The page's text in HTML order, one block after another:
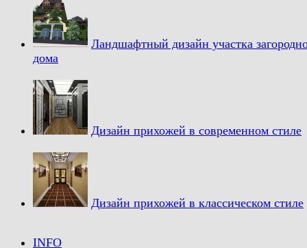
Ландшафтный дизайн участка
дома
Дизайн прихожей в современном стиле
Дизайн прихожей в классическом стиле
INFO